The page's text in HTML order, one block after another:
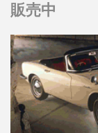
販売中